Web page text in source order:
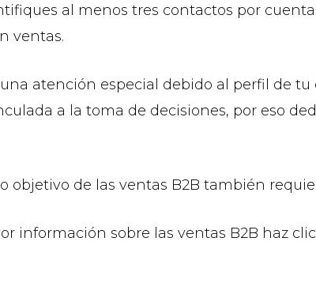
al menos tres contactos por
ventas.
atención especial debido al perfil de
a la toma de decisiones, por eso
objetivo de las ventas B2B también
información sobre las ventas B2B haz clic